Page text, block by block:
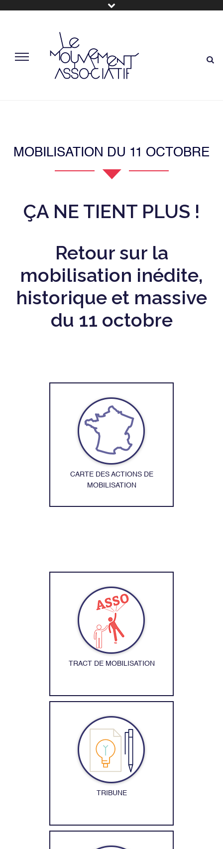
MOBILISATION DU 11 OCTOBRE
ÇA NE TIENT PLUS !
Retour sur la
mobilisation inédite,
historique et massive
du 11 octobre
CARTE DES ACTIONS DE
MOBILISATION
TRACT DE MOBILISATION
TRIBUNE